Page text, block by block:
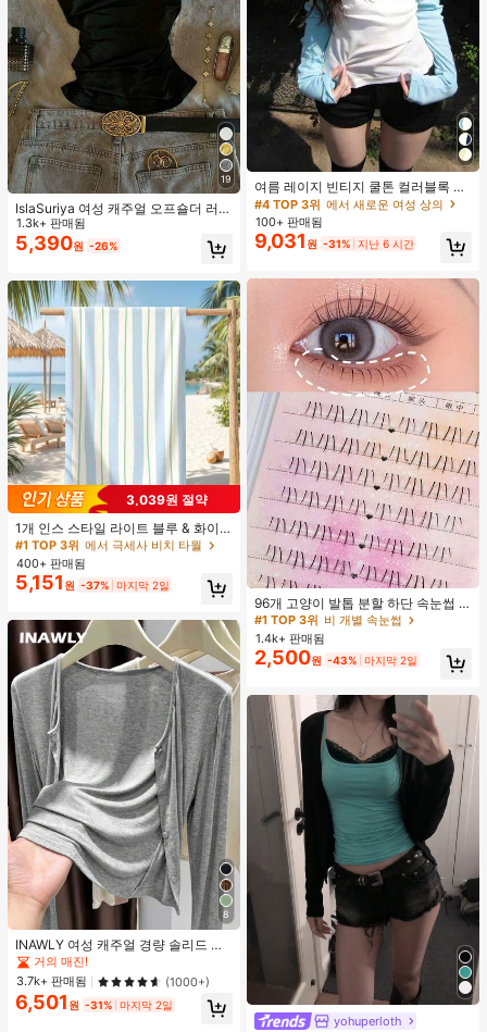
19
IslaSuriya 여성 캐주얼 오프숄더 러치
핏 솔리드 블랙 티셔츠, 데일리 출퇴
근, 여름에 적합
1.3k+ 판매됨
5,390원 -26%
3,039원 절약
1개 인스 스타일 라이트 블루 & 화이
트 & 그린 스트라이프 비치 타월, 화이
트와 그린 세로 스트라이프 프린트가
있는 라이트 블루 배경, 신선한 섬 휴
가 분위기, 수영, 캠핑, 피트니스, 여름
수영장 부드러운 가구, 핸드 타월에 적
합
#1 TOP 3위 에서 극세사 비치 타월
거의 매진!
#1 TOP 3위 에서 극세사 비치 타월
거의 매진!
#1 TOP 3위 에서 극세사 비치 타월
거의 매진!
#1 TOP 3위
에서 극세사 비치 타월
400+ 판매됨
5,151 원 -37% 마지막 2일
8
INAWLY 여성 캐주얼 경량 솔리드 컬
러 재킷, 봄/가을 일상 출퇴근에 적합
한 미니멀리스트 스타일
거의 매진!
3.7k+ 판매됨
(1000+)
6,501 원 -31% 마지막 2일
여름 레이지 빈티지 쿨톤 컬러블록 얇
은 시어 긴팔 슬림핏 플래터링 탑
#4 TOP 3위 에서 새로운 여성 상의
100+ 판매됨
9,031 원 -31% 지난 6 시간
96개 고양이 발톱 분할 하단 속눈썹 B
컬 인조 속눈썹, 자연스럽고 사실적인
개별 클러스터, 헐렁한 데일리 사용,
초보자에게 적합
#1 TOP 3위
비 개별 속눈썹
거의 매진!
#1 TOP 3위 비 개별 속눈썹
거의 매진!
#1 TOP 3위 비 개별 속눈썹
거의 매진!
#1 TOP 3위 비 개별 속눈썹
1.4k+ 판매됨
2,500원 -43% 마지막 2일
yohuperloth